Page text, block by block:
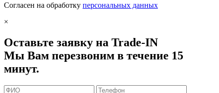
Согласен на обработку персональных данных
×
Оставьте заявку на Trade-IN
Мы Вам перезвоним в течение 15
минут.